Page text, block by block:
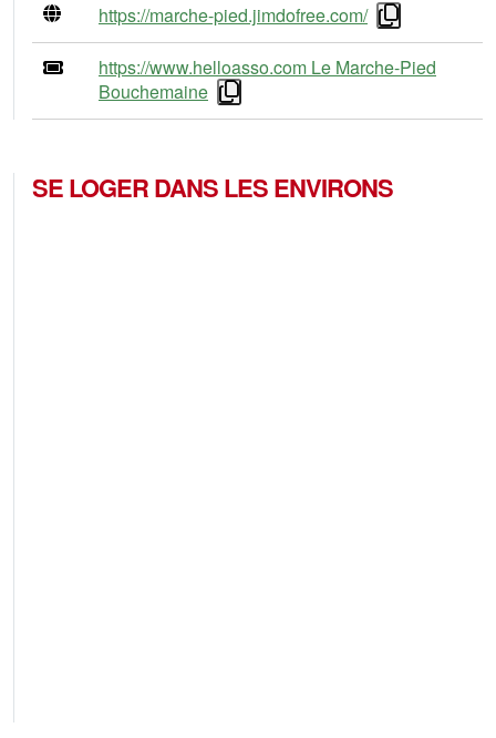
https://marche-pied.jimdofree.com/
https://www.helloasso.com Le Marche-Pied
Bouchemaine
SE LOGER DANS LES ENVIRONS